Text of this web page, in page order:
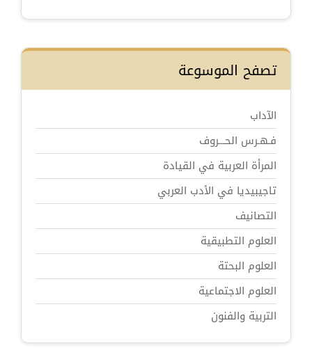
تصفح الموسوعة
الآداب
فـهـرس الحـــروف
المرأة العربية في القيادة
تاجيبيديا في الأدب العربي
التصانيف
العلوم التطبيقية
العلوم البحتة
العلوم الاجتماعية
التربية والفنون